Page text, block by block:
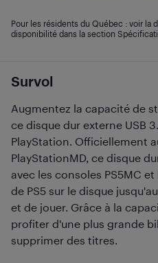
Survol
Augmentez la capacité de
ce disque dur externe USB
PlayStation. Officiellement
PlayStationMD, ce disque
avec les consoles PS5MC
de PS5 sur le disque
et de jouer. Grâce à la
profiter d'une plus grande
supprimer des titres.
Pour les résidents du Québec : voir la
disponibilité dans la section